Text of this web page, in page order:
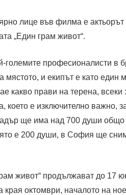
лице във филма е
„Един грам живот“.
големите професионалисти в
мястото, и екипът е като един
какво прави на терена, всеки
което е изключително важно,
ще има над 700 души
е 200 души, в София ще
живот“ продължават до 17
края октомври, началото на